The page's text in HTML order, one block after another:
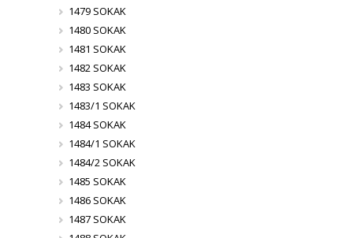
1479 SOKAK
1480 SOKAK
1481 SOKAK
1482 SOKAK
1483 SOKAK
1483/1 SOKAK
1484 SOKAK
1484/1 SOKAK
1484/2 SOKAK
1485 SOKAK
1486 SOKAK
1487 SOKAK